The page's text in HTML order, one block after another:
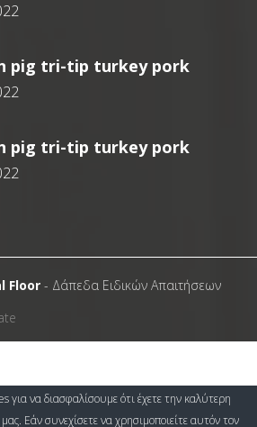
pig tri-tip turkey pork
pig tri-tip turkey pork
Floor - Δάπεδα Ειδικών Απαιτήσεων
για να διασφαλίσουμε ότι έχετε την καλύτερη
Εάν συνεχίσετε να χρησιμοποιείτε αυτόν τον